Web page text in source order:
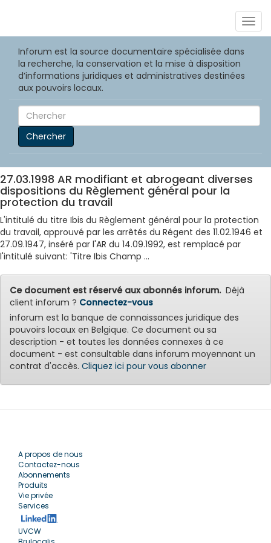
Inforum est la source documentaire spécialisée dans
la recherche, la conservation et la mise à disposition
d’informations juridiques et administratives destinées
aux pouvoirs locaux.
Chercher
27.03.1998 AR modifiant et abrogeant diverses
dispositions du Règlement général pour la
protection du travail
L'intitulé du titre Ibis du Règlement général pour la protection
du travail, approuvé par les arrêtés du Régent des 11.02.1946 et
27.09.1947, inséré par l'AR du 14.09.1992, est remplacé par
l'intitulé suivant: 'Titre Ibis Champ ...
Ce document est réservé aux abonnés inforum.Déjà
client inforum ? Connectez-vous
inforum est la banque de connaissances juridique des
pouvoirs locaux en Belgique. Ce document ou sa
description - et toutes les données connexes à ce
document - est consultable dans inforum moyennant un
contrat d'accès. Cliquez ici pour vous abonner
A propos de nous
Contactez-nous
Abonnements
Produits
Vie privée
Services
UVCW